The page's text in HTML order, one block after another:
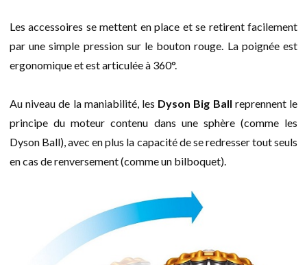
Les accessoires se mettent en place et se retirent facilement
par une simple pression sur le bouton rouge. La poignée est
ergonomique et est articulée à 360°.
Au niveau de la maniabilité, les Dyson Big Ball reprennent le
principe du moteur contenu dans une sphère (comme les
Dyson Ball), avec en plus la capacité de se redresser tout seuls
en cas de renversement (comme un bilboquet).